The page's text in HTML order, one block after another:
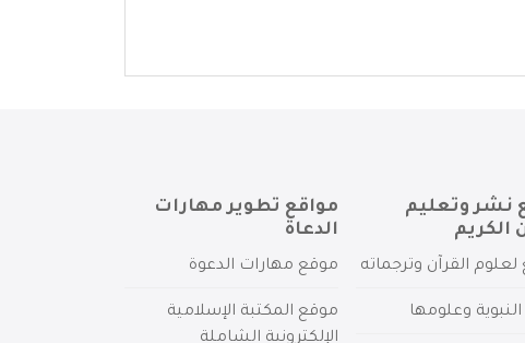
نشر وتعليم
الكريم
لعلوم القرآن وترجماته
وعلومها
مواقع تطوير مهارات
الدعاة
موقع مهارات الدعوة
موقع المكتبة الإسلامية
الإلكترونية الشاملة